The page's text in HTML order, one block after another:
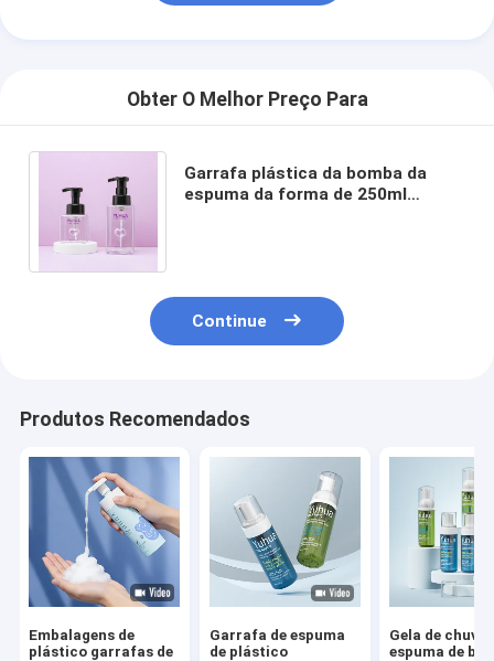
Obter O Melhor Preço Para
Garrafa plástica da bomba da
espuma da forma de 250ml
Continue
Produtos Recomendados
Embalagens de
plástico garrafas de
Garrafa de espuma
de plástico
Gela de
espuma de